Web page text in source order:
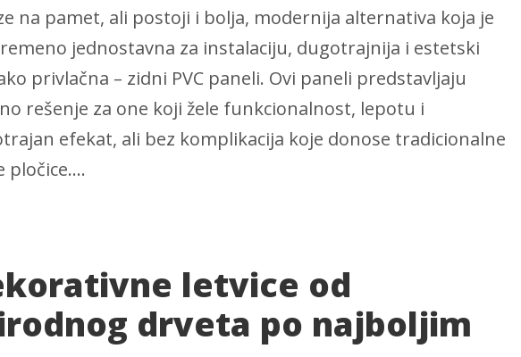
na pamet, ali postoji i bolja, modernija alternativa koja je
jednostavna za instalaciju, dugotrajnija i estetski
privlačna – zidni PVC paneli. Ovi paneli predstavljaju
rešenje za one koji žele funkcionalnost, lepotu i
efekat, ali bez komplikacija koje donose tradicionalne
pločice....
letvice od
drveta po najboljim